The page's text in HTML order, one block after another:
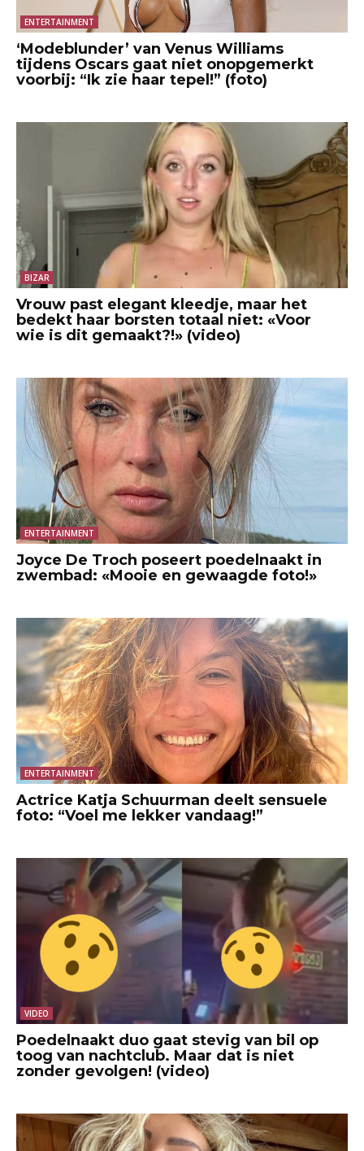
ENTERTAINMENT
‘Modeblunder’ van Venus Williams
tijdens Oscars gaat niet onopgemerkt
voorbij: “Ik zie haar tepel!” (foto)
BIZAR
Vrouw past elegant kleedje, maar het
bedekt haar borsten totaal niet: «Voor
wie is dit gemaakt?!» (video)
ENTERTAINMENT
Joyce De Troch poseert poedelnaakt in
zwembad: «Mooie en gewaagde foto!»
ENTERTAINMENT
Actrice Katja Schuurman deelt sensuele
foto: “Voel me lekker vandaag!”
VIDEO
Poedelnaakt duo gaat stevig van bil op
toog van nachtclub. Maar dat is niet
zonder gevolgen! (video)